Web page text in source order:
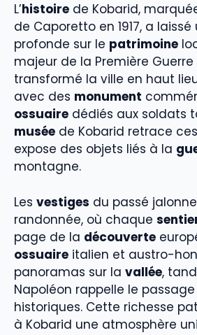
L’histoire de Kobarid,
de Caporetto en 1917, a
profonde sur le patrimoine
majeur de la Première
transformé la ville en haut
avec des monument
ossuaire dédiés aux soldats
musée de Kobarid retrace
expose des objets liés à la
montagne.
Les vestiges du passé
randonnée, où chaque
page de la découverte
ossuaire italien et austro-
panoramas sur la vallée,
Napoléon rappelle le
historiques. Cette richesse
à Kobarid une atmosphère